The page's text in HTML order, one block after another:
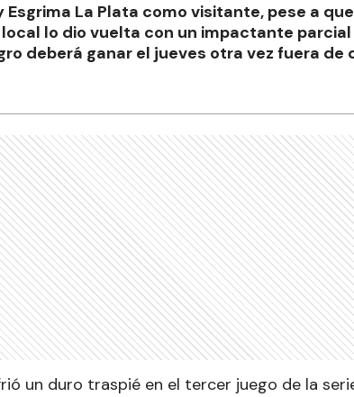
Esgrima La Plata como visitante, pese a
local lo dio vuelta con un impactante
deberá ganar el jueves otra vez fuera de
un duro traspié en el tercer juego de la